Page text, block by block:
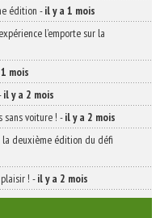
édition -il y a 1 mois
l’emporte sur la
mois
il y a 2 mois
sans voiture ! -il y a 2 mois
la deuxième édition du défi
! -il y a 2 mois